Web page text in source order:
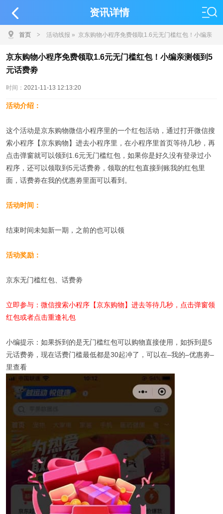
资讯详情
首页 > 活动线报 » 京东购物小程序免费领取1.6元无门槛红包！小编亲
测领到5元话费劵
京东购物小程序免费领取1.6元无门槛红包！小编亲测领到5
元话费劵
时间： 2021-11-13 12:13:20
活动介绍：
这个活动是京东购物微信小程序里的一个红包活动，通过打开微信搜
索小程序【京东购物】进去小程序里，在小程序里首页等待几秒，再
点击弹窗就可以领到1.6元无门槛红包，如果你是好久没有登录过小
程序，还可以领取到5元话费劵，领取的红包直接到账我的红包里
面，话费劵在我的优惠劵里面可以看到。
活动时间：
结束时间未知新一期，之前的也可以领
活动奖励：
京东无门槛红包、话费劵
立即参与：微信搜索小程序【京东购物】进去等待几秒，点击弹窗领
红包或者点击重逢礼包
小编提示：如果拆到的是无门槛红包可以购物直接使用，如拆到是5
元话费劵，现在话费门槛最低都是30起冲了，可以在–我的–优惠劵–
里查看